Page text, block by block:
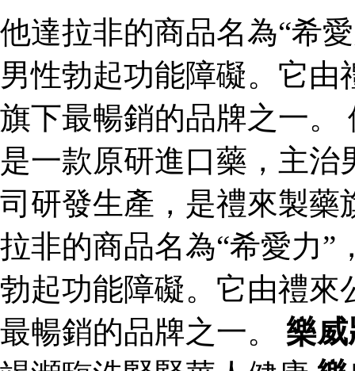
他達拉非的商品名為“希
男性勃起功能障礙。它
旗下最暢銷的品牌之一。
是一款原研進口藥，主
司研發生產，是禮來製藥
拉非的商品名為“希愛力”
勃起功能障礙。它由禮來
最暢銷的品牌之一。 樂威